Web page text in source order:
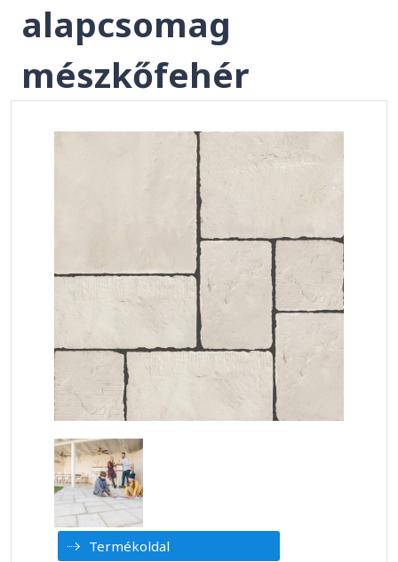
alapcsomag
mészkőfehér
Termékoldal